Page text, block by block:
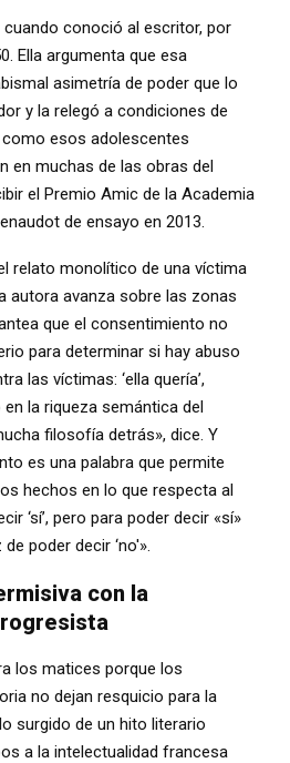
conoció al escritor, por
Ella argumenta que esa
asimetría de poder que lo
y la relegó a condiciones de
esos adolescentes
en muchas de las obras del
el Premio Amic de la Academia
de ensayo en 2013.
relato monolítico de una víctima
autora avanza sobre las zonas
que el consentimiento no
para determinar si hay abuso
las víctimas: ‘ella quería’,
en la riqueza semántica del
filosofía detrás», dice. Y
es una palabra que permite
hechos en lo que respecta al
‘sí’, pero para poder decir «sí»
poder decir ‘no'».
con la
los matices porque los
no dejan resquicio para la
surgido de un hito literario
a la intelectualidad francesa